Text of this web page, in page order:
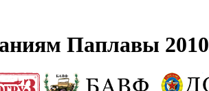
Паплавы 2010